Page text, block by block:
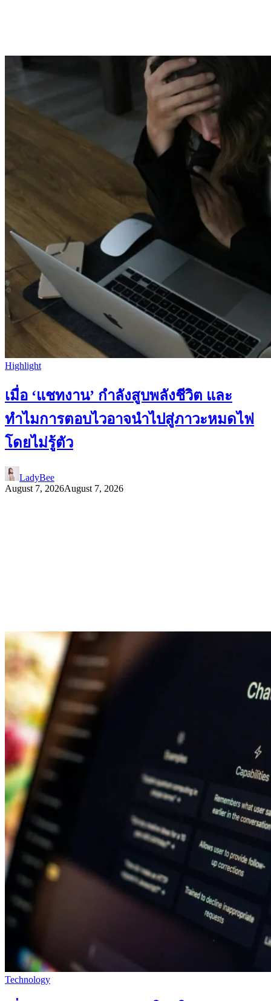
Highlight
เมื่อ ‘แชทงาน’ กำลังสูบพลังชีวิต และ
ทำไมการตอบไวอาจนำไปสู่ภาวะหมดไฟ
โดยไม่รู้ตัว
LadyBee
August 7, 2026August 7, 2026
Technology